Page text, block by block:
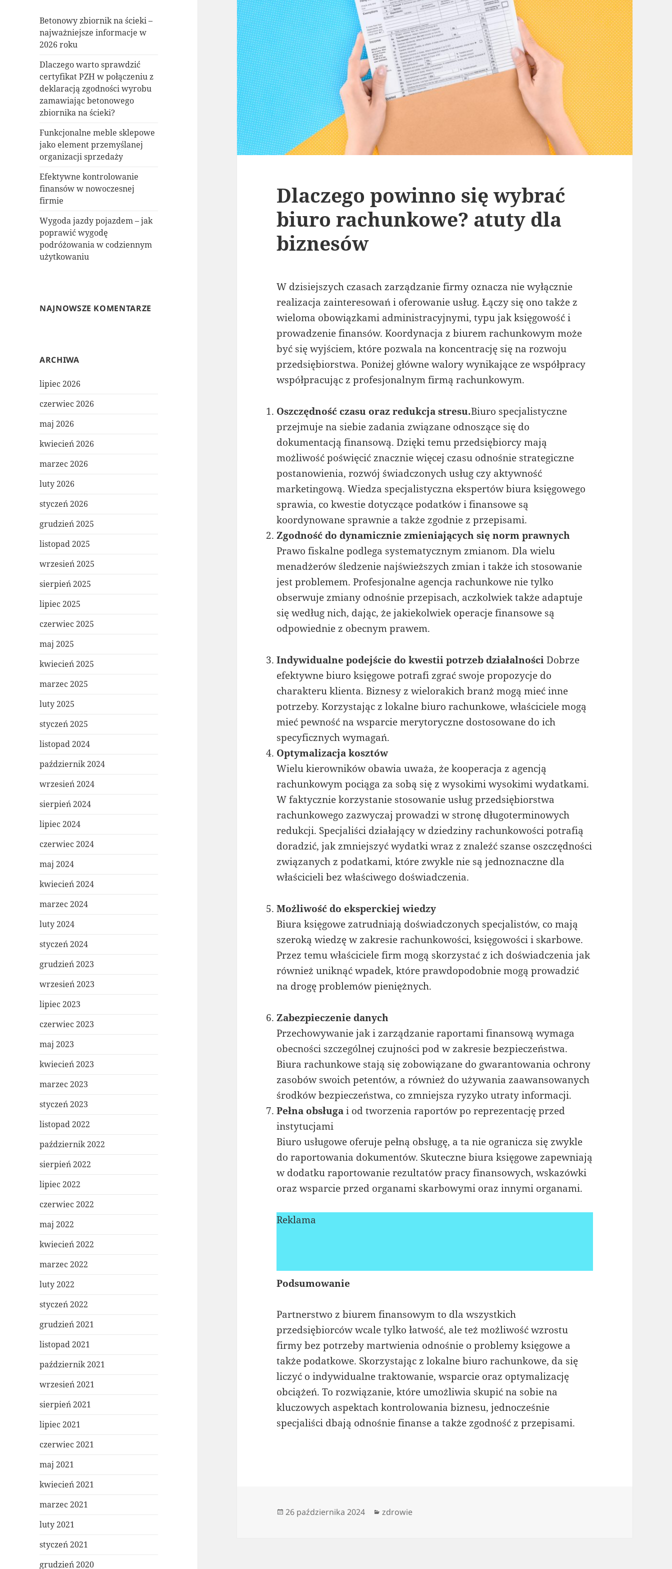
Betonowy zbiornik na ścieki –
najważniejsze informacje w
2026 roku
Dlaczego warto sprawdzić
certyfikat PZH w połączeniu z
deklaracją zgodności wyrobu
zamawiając betonowego
zbiornika na ścieki?
Funkcjonalne meble sklepowe
jako element przemyślanej
organizacji sprzedaży
Efektywne kontrolowanie
finansów w nowoczesnej
firmie
Wygoda jazdy pojazdem – jak
poprawić wygodę
podróżowania w codziennym
użytkowaniu
NAJNOWSZE KOMENTARZE
ARCHIWA
lipiec 2026
czerwiec 2026
maj 2026
kwiecień 2026
marzec 2026
luty 2026
styczeń 2026
grudzień 2025
listopad 2025
wrzesień 2025
sierpień 2025
lipiec 2025
czerwiec 2025
maj 2025
kwiecień 2025
marzec 2025
luty 2025
styczeń 2025
listopad 2024
październik 2024
wrzesień 2024
sierpień 2024
lipiec 2024
czerwiec 2024
maj 2024
kwiecień 2024
marzec 2024
luty 2024
styczeń 2024
grudzień 2023
wrzesień 2023
lipiec 2023
czerwiec 2023
maj 2023
kwiecień 2023
marzec 2023
styczeń 2023
listopad 2022
październik 2022
sierpień 2022
lipiec 2022
czerwiec 2022
maj 2022
kwiecień 2022
marzec 2022
luty 2022
styczeń 2022
grudzień 2021
listopad 2021
październik 2021
wrzesień 2021
sierpień 2021
lipiec 2021
czerwiec 2021
maj 2021
kwiecień 2021
marzec 2021
luty 2021
styczeń 2021
grudzień 2020
Dlaczego powinno się wybrać
biuro rachunkowe? atuty dla
biznesów
W dzisiejszych czasach zarządzanie firmy oznacza nie wyłącznie
realizacja zainteresowań i oferowanie usług. Łączy się ono także z
wieloma obowiązkami administracyjnymi, typu jak księgowość i
prowadzenie finansów. Koordynacja z biurem rachunkowym może
być się wyjściem, które pozwala na koncentrację się na rozwoju
przedsiębiorstwa. Poniżej główne walory wynikające ze współpracy
współpracując z profesjonalnym firmą rachunkowym.
Oszczędność czasu oraz redukcja stresu.Biuro specjalistyczne
przejmuje na siebie zadania związane odnoszące się do
dokumentacją finansową. Dzięki temu przedsiębiorcy mają
możliwość poświęcić znacznie więcej czasu odnośnie strategiczne
postanowienia, rozwój świadczonych usług czy aktywność
marketingową. Wiedza specjalistyczna ekspertów biura księgowego
sprawia, co kwestie dotyczące podatków i finansowe są
koordynowane sprawnie a także zgodnie z przepisami.
Zgodność do dynamicznie zmieniających się norm prawnych
Prawo fiskalne podlega systematycznym zmianom. Dla wielu
menadżerów śledzenie najświeższych zmian i także ich stosowanie
jest problemem. Profesjonalne agencja rachunkowe nie tylko
obserwuje zmiany odnośnie przepisach, aczkolwiek także adaptuje
się według nich, dając, że jakiekolwiek operacje finansowe są
odpowiednie z obecnym prawem.
Indywidualne podejście do kwestii potrzeb działalnościDobrze
efektywne biuro księgowe potrafi zgrać swoje propozycje do
charakteru klienta. Biznesy z wielorakich branż mogą mieć inne
potrzeby. Korzystając z lokalne biuro rachunkowe, właściciele mogą
mieć pewność na wsparcie merytoryczne dostosowane do ich
specyficznych wymagań.
Optymalizacja kosztów
Wielu kierowników obawia uważa, że kooperacja z agencją
rachunkowym pociąga za sobą się z wysokimi wysokimi wydatkami.
W faktycznie korzystanie stosowanie usług przedsiębiorstwa
rachunkowego zazwyczaj prowadzi w stronę długoterminowych
redukcji. Specjaliści działający w dziedziny rachunkowości potrafią
doradzić, jak zmniejszyć wydatki wraz z znaleźć szanse oszczędności
związanych z podatkami, które zwykle nie są jednoznaczne dla
właścicieli bez właściwego doświadczenia.
Możliwość do eksperckiej wiedzy
Biura księgowe zatrudniają doświadczonych specjalistów, co mają
szeroką wiedzę w zakresie rachunkowości, księgowości i skarbowe.
Przez temu właściciele firm mogą skorzystać z ich doświadczenia jak
również uniknąć wpadek, które prawdopodobnie mogą prowadzić
na drogę problemów pieniężnych.
Zabezpieczenie danych
Przechowywanie jak i zarządzanie raportami finansową wymaga
obecności szczególnej czujności pod w zakresie bezpieczeństwa.
Biura rachunkowe stają się zobowiązane do gwarantowania ochrony
zasobów swoich petentów, a również do używania zaawansowanych
środków bezpieczeństwa, co zmniejsza ryzyko utraty informacji.
Pełna obsługai od tworzenia raportów po reprezentację przed
instytucjami
Biuro usługowe oferuje pełną obsługę, a ta nie ogranicza się zwykle
do raportowania dokumentów. Skuteczne biura księgowe zapewniają
w dodatku raportowanie rezultatów pracy finansowych, wskazówki
oraz wsparcie przed organami skarbowymi oraz innymi organami.
Reklama
Podsumowanie
Partnerstwo z biurem finansowym to dla wszystkich
przedsiębiorców wcale tylko łatwość, ale też możliwość wzrostu
firmy bez potrzeby martwienia odnośnie o problemy księgowe a
także podatkowe. Skorzystając z lokalne biuro rachunkowe, da się
liczyć o indywidualne traktowanie, wsparcie oraz optymalizację
obciążeń. To rozwiązanie, które umożliwia skupić na sobie na
kluczowych aspektach kontrolowania biznesu, jednocześnie
specjaliści dbają odnośnie finanse a także zgodność z przepisami.
Data
26 października 2024 Kategorie
zdrowie